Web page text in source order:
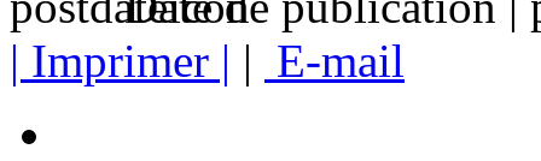
| Imprimer | | E-mail